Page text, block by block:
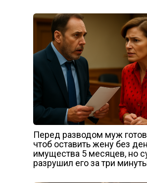
Перед разводом муж
чтоб оставить жену без
имущества 5 месяцев, но
разрушил его за три